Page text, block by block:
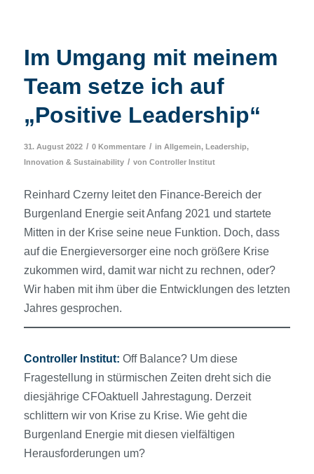
Im Umgang mit meinem
Team setze ich auf
„Positive Leadership“
31. August 2022 / 0 Kommentare / in Allgemein, Leadership,
Innovation & Sustainability / von Controller Institut
Reinhard Czerny leitet den Finance-Bereich der
Burgenland Energie seit Anfang 2021 und startete
Mitten in der Krise seine neue Funktion. Doch, dass
auf die Energieversorger eine noch größere Krise
zukommen wird, damit war nicht zu rechnen, oder?
Wir haben mit ihm über die Entwicklungen des letzten
Jahres gesprochen.
Controller Institut: Off Balance? Um diese
Fragestellung in stürmischen Zeiten dreht sich die
diesjährige CFOaktuell Jahrestagung. Derzeit
schlittern wir von Krise zu Krise. Wie geht die
Burgenland Energie mit diesen vielfältigen
Herausforderungen um?